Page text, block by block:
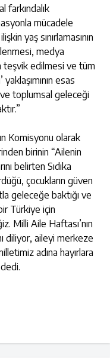
farkındalık
mücadele
yaş sınırlamasının
medya
teşvik edilmesi ve tüm
esas
ve toplumsal geleceği
Komisyonu olarak
birinin “Ailenin
belirten Sıdıka
çocukların güven
geleceğe baktığı ve
Türkiye için
Milli Aile Haftası’nın
diliyor, aileyi merkeze
adına hayırlara